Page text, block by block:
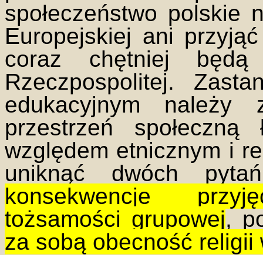
społeczeństwo polskie
Europejskiej ani
coraz chętniej
Rzeczpospolitej.
edukacyjnym
przestrzeń
względem etnicznym i
uniknąć dwóch
konsekwencje
tożsamości grupowej,
za sobą obecność